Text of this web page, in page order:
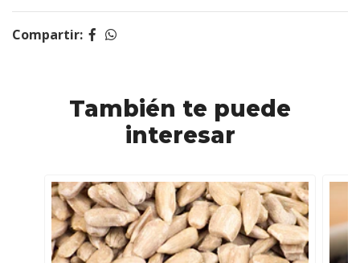
Compartir:
También te puede
interesar